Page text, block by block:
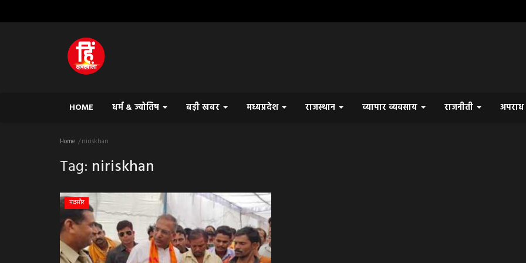
HOME धर्म & ज्योतिष बड़ी खबर मध्यप्रदेश राजस्थान व्यापार व्यवसाय राजनीती अपराध
Home niriskhan
Tag: niriskhan
मंदसौर